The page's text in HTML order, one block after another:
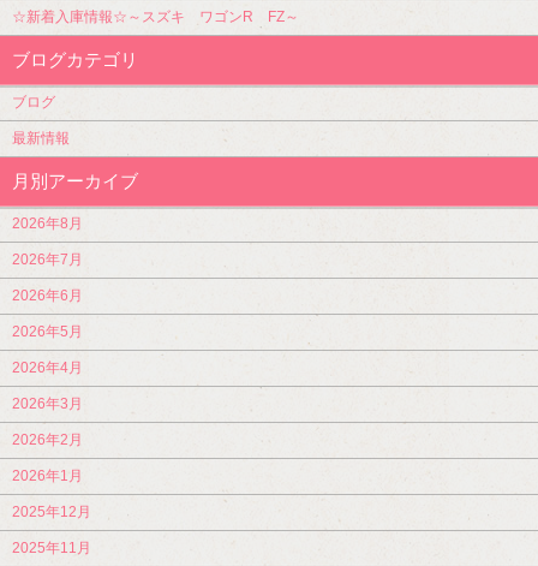
☆新着入庫情報☆～スズキ ワゴンR FZ～
ブログカテゴリ
ブログ
最新情報
月別アーカイブ
2026年8月
2026年7月
2026年6月
2026年5月
2026年4月
2026年3月
2026年2月
2026年1月
2025年12月
2025年11月